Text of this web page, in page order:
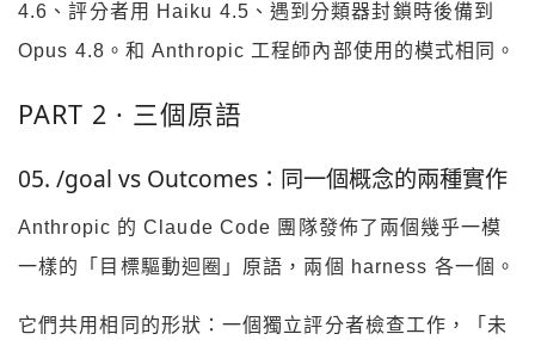
4.6、評分者用 Haiku 4.5、遇到分類器封鎖時後備到
Opus 4.8。和 Anthropic 工程師內部使用的模式相同。
PART 2 · 三個原語
05. /goal vs Outcomes：同一個概念的兩種實作
Anthropic 的 Claude Code 團隊發佈了兩個幾乎一模
一樣的「目標驅動迴圈」原語，兩個 harness 各一個。
它們共用相同的形狀：一個獨立評分者檢查工作，「未